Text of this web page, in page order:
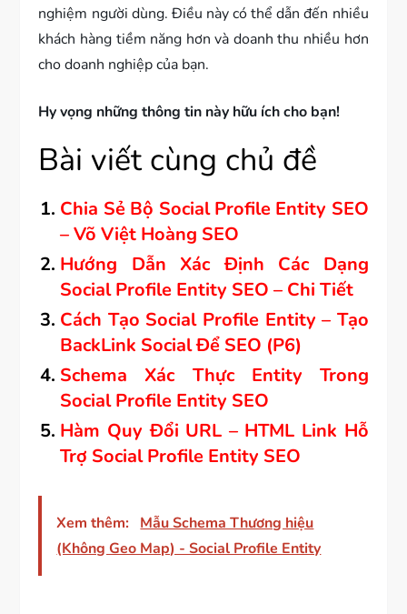
nghiệm người dùng. Điều này có thể dẫn đến nhiều
khách hàng tiềm năng hơn và doanh thu nhiều hơn
cho doanh nghiệp của bạn.
Hy vọng những thông tin này hữu ích cho bạn!
Bài viết cùng chủ đề
Chia Sẻ Bộ Social Profile Entity SEO
– Võ Việt Hoàng SEO
Hướng Dẫn Xác Định Các Dạng
Social Profile Entity SEO – Chi Tiết
Cách Tạo Social Profile Entity – Tạo
BackLink Social Để SEO (P6)
Schema Xác Thực Entity Trong
Social Profile Entity SEO
Hàm Quy Đổi URL – HTML Link Hỗ
Trợ Social Profile Entity SEO
Xem thêm: Mẫu Schema Thương hiệu
(Không Geo Map) - Social Profile Entity